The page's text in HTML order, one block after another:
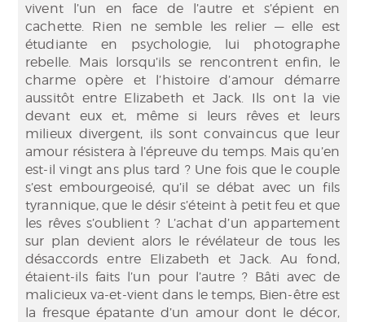
vivent l’un en face de l’autre et s’épient en
cachette. Rien ne semble les relier — elle est
étudiante en psychologie, lui photographe
rebelle. Mais lorsqu’ils se rencontrent enfin, le
charme opère et l’histoire d’amour démarre
aussitôt entre Elizabeth et Jack. Ils ont la vie
devant eux et, même si leurs rêves et leurs
milieux divergent, ils sont convaincus que leur
amour résistera à l’épreuve du temps. Mais qu’en
est-il vingt ans plus tard ? Une fois que le couple
s’est embourgeoisé, qu’il se débat avec un fils
tyrannique, que le désir s’éteint à petit feu et que
les rêves s’oublient ? L’achat d’un appartement
sur plan devient alors le révélateur de tous les
désaccords entre Elizabeth et Jack. Au fond,
étaient-ils faits l’un pour l’autre ? Bâti avec de
malicieux va-et-vient dans le temps, Bien-être est
la fresque épatante d’un amour dont le décor,